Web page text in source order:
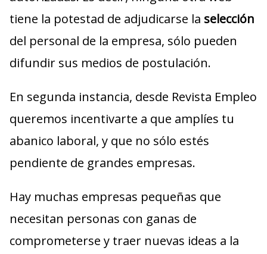
tiene la potestad de adjudicarse la selección
del personal de la empresa, sólo pueden
difundir sus medios de postulación.
En segunda instancia, desde Revista Empleo
queremos incentivarte a que amplíes tu
abanico laboral, y que no sólo estés
pendiente de grandes empresas.
Hay muchas empresas pequeñas que
necesitan personas con ganas de
comprometerse y traer nuevas ideas a la